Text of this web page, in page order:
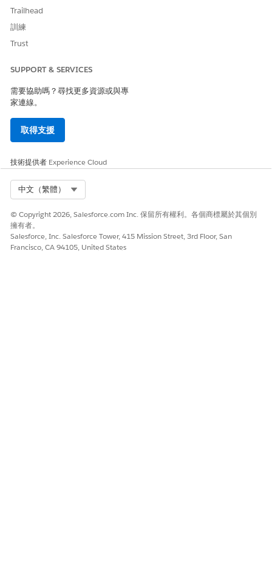
Trailhead
訓練
Trust
SUPPORT & SERVICES
需要協助嗎？尋找更多資源或與專
家連線。
取得支援
技術提供者 Experience Cloud
中文（繁體）
© Copyright 2026, Salesforce.com Inc. 保留所有權利。各個商標屬於其個別
擁有者。
Salesforce, Inc. Salesforce Tower, 415 Mission Street, 3rd Floor, San
Francisco, CA 94105, United States